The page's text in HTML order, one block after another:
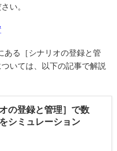
い。
ある［シナリオの登録と管
いては、以下の記事で解説
オの登録と管理］で数
シミュレーション